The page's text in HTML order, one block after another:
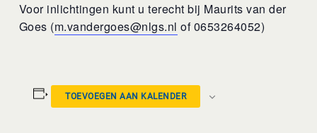
Voor inlichtingen kunt u terecht bij Maurits van der
Goes (m.vandergoes@nlgs.nl of 0653264052)
TOEVOEGEN AAN KALENDER